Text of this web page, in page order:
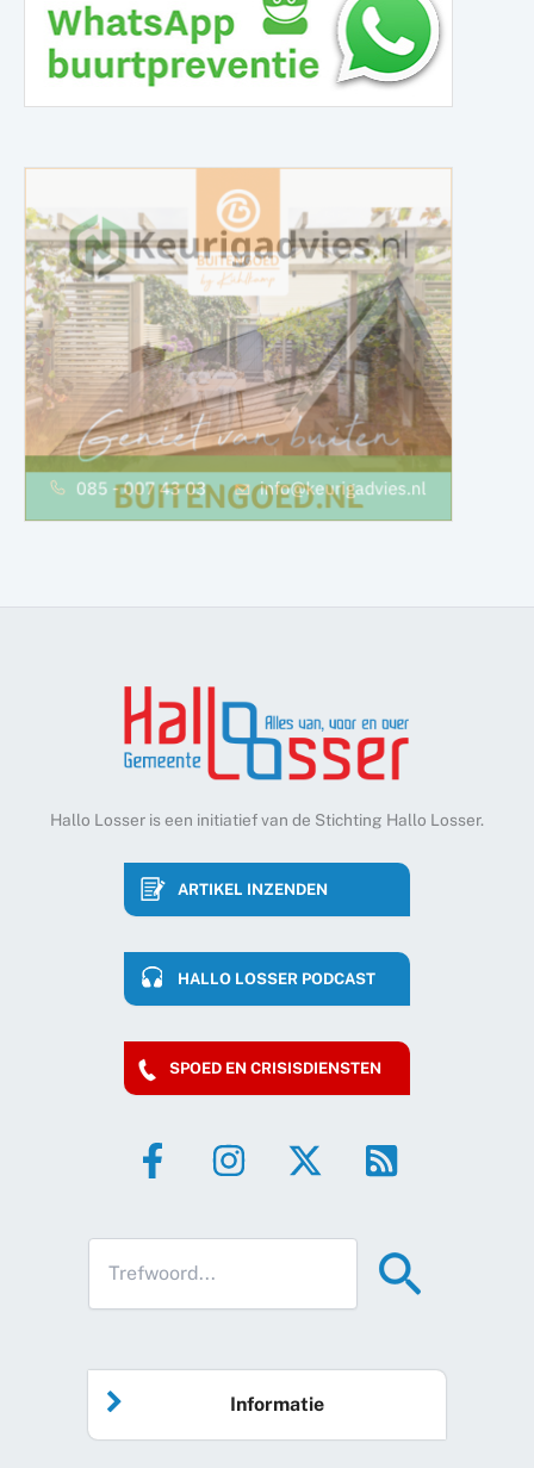
Hallo Losser is een initiatief van de Stichting Hallo Losser.
ARTIKEL INZENDEN
HALLO LOSSER PODCAST
SPOED EN CRISISDIENSTEN
Informatie